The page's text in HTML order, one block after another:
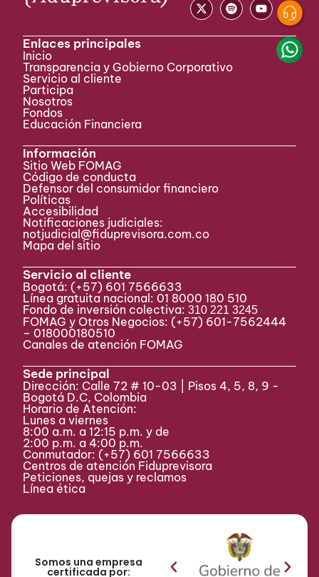
Enlaces principales
Inicio
Transparencia y Gobierno Corporativo
Servicio al cliente
Participa ​
Nosotros
Fondos
Educación Financiera
Información
Sitio Web FOMAG
Código de conducta
Defensor del consumidor financiero
Políticas
Accesibilidad
Notificaciones judiciales:
notjudicial@fiduprevisora.com.co
Mapa del sitio
Servicio al cliente
Bogotá: (+57) 601 7566633
Línea gratuita nacional: 01 8000 180 510
Fondo de inversión colectiva:310 221 3245
FOMAG y Otros Negocios: (+57) 601-7562444
– 018000180510
Canales de atención FOMAG
Sede principal
Dirección: Calle 72 # 10-03 | Pisos 4, 5, 8, 9 -
Bogotá D.C, Colombia
Horario de Atención:
Lunes a viernes
8:00 a.m. a 12:15 p.m. y de
2:00 p.m. a 4:00 p.m.
Conmutador: (+57) 601 7566633
Centros de atención Fiduprevisora
Peticiones, quejas y reclamos
Línea ética
Somos una empresa
certificada por: